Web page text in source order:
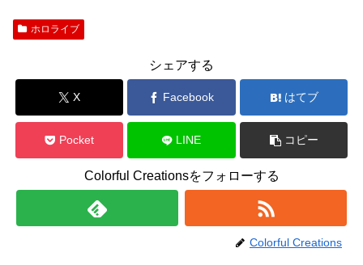
ホロライブ
シェアする
X Facebook はてブ
Pocket LINE コピー
Colorful Creationsをフォローする
Colorful Creations